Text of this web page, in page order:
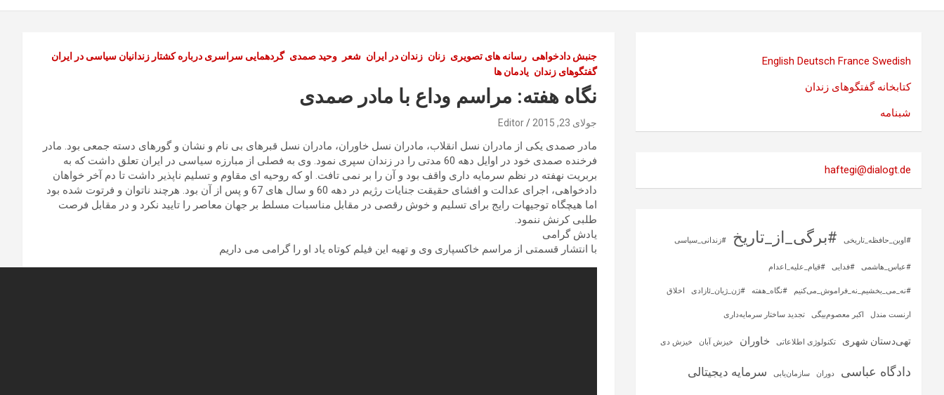
جنبش دادخواهی رسانه های تصویری زنان زندان در ایران شعر وحید صمدی گردهمایی سراسری درباره کشتار زندانیان سیاسی در ایران
گفتگوهای زندان یادمان ها
نگاه هفته: مراسم وداع با مادر صمدی
جولای 23, 2015 Editor
مادر صمدی یکی از مادران نسل انقلاب، مادران نسل خاوران، مادران نسل قبرهای بی نام و نشان و گورهای دسته جمعی بود. مادر
فرخنده صمدی خود در اوایل دهه 60 مدتی را در زندان سپری نمود. وی به فصلی از مبارزه سیاسی در ایران تعلق داشت که به
بربریت نهفته در نظم سرمایه داری واقف بود و آن را بر نمی تافت. او که روحیه ای مقاوم و تسلیم ناپذیر داشت تا دم آخر خواهان
دادخواهی، اجرای عدالت و افشای حقیقت جنایات رژیم در دهه 60 و سال های 67 و پس از آن بود. هرچند ناتوان و فرتوت شده بود
اما هیچگاه توجیهات رایج برای تسلیم و خوش رقصی در مقابل مناسبات مسلط بر جهان معاصر را تایید نکرد و در مقابل فرصت
طلبی کرنش ننمود.
یادش گرامی
با انتشار قسمتی از مراسم خاکسپاری وی و تهیه این فیلم کوتاه یاد او را گرامی می داریم
English Deutsch France Swedish
کتابخانه گفتگوهای زندان
شبنامه
haftegi@dialogt.de
#اوین_حافظه_تاریخی #برگی_از_تاریخ #زندانی_سیاسی
#عباس_هاشمی #فدایی #قیام_علیه_اعدام
#نه_می_بخشیم_نه_فراموش_می‌کنیم #نگاه_هفته #ژن_ژیان_ئازادی اخلاق
ارنست مندل اکبر معصوم‌بیگی تجدید ساختار سرمایه‌داری
تهی‌دستان شهری تکنولوژی اطلاعاتی خاوران خیزش آبان خیزش دی
دادگاه عباسی دوران سازمان‌یابی سرمایه‌ دیجیتالی